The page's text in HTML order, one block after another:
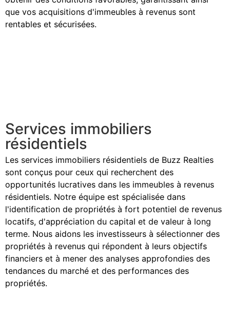
que vos acquisitions d'immeubles à revenus sont
rentables et sécurisées.
Services immobiliers
résidentiels
Les services immobiliers résidentiels de Buzz Realties
sont conçus pour ceux qui recherchent des
opportunités lucratives dans les immeubles à revenus
résidentiels. Notre équipe est spécialisée dans
l'identification de propriétés à fort potentiel de revenus
locatifs, d'appréciation du capital et de valeur à long
terme. Nous aidons les investisseurs à sélectionner des
propriétés à revenus qui répondent à leurs objectifs
financiers et à mener des analyses approfondies des
tendances du marché et des performances des
propriétés.